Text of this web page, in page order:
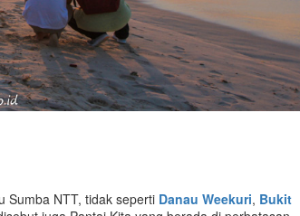
Sumba NTT, tidak seperti Danau Weekuri, Bukit